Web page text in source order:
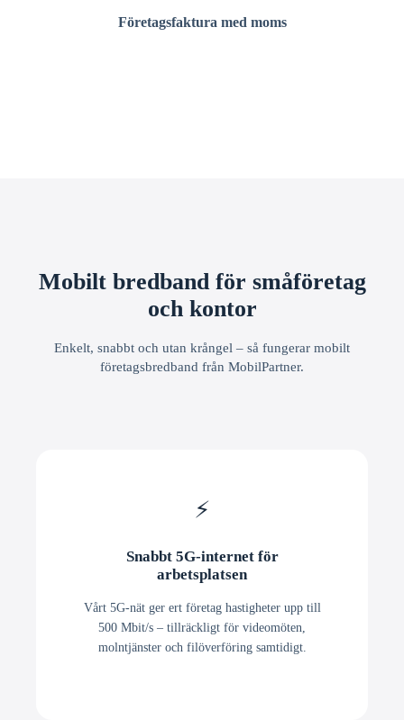
Företagsfaktura med moms
Mobilt bredband för småföretag
och kontor
Enkelt, snabbt och utan krångel – så fungerar mobilt
företagsbredband från MobilPartner.
⚡
Snabbt 5G-internet för
arbetsplatsen
Vårt 5G-nät ger ert företag hastigheter upp till
500 Mbit/s – tillräckligt för videomöten,
molntjänster och filöverföring samtidigt.